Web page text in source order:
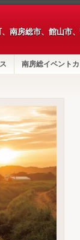
、南房総市、館山市
南房総イベント